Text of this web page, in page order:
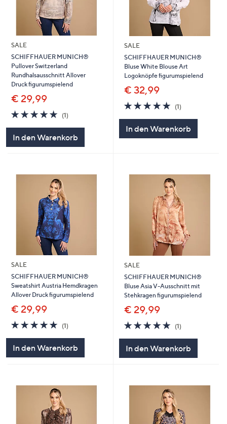
SALE
SCHIFFHAUER MUNICH®
Pullover Switzerland
Rundhalsausschnitt Allover
Druck figurumspielend
€ 29,99
5.0
von
(1)
In den Warenkorb
SALE
SCHIFFHAUER MUNICH®
Bluse White Blouse Art
Logoknöpfe figurumspielend
€ 32,99
5.0
von
(1)
In den Warenkorb
SALE
SCHIFFHAUER MUNICH®
Sweatshirt Austria Hemdkragen
Allover Druck figurumspielend
€ 29,99
5.0
von
(1)1
In den Warenkorb
SALE
SCHIFFHAUER MUNICH®
Bluse Asia V-Ausschnitt mit
Stehkragen figurumspielend
€ 29,99
5.0
von
(1)
In den Warenkorb